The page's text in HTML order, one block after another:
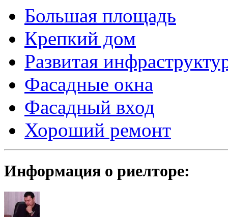
Большая площадь
Крепкий дом
Развитая
Фасадные окна
Фасадный вход
Хороший ремонт
Информация о риелторе: